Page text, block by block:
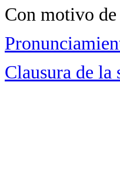
Con motivo
Clausura de